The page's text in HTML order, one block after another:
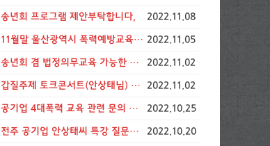
송년회 프로그램 제안부탁합니다, 2022.11.08
11월말 울산광역시 폭력예방교육 일정 2022.11.05
송년회 겸 법정의무교육 가능한 프로그램 제안해주세요 2022.11.02
갑질주제 토크콘서트(안상태님) 문의 2022.11.02
공기업 4대폭력 교육 관련 문의 입니다. 2022.10.25
전주 공기업 안상태씨 특강 질문입니다. 2022.10.20